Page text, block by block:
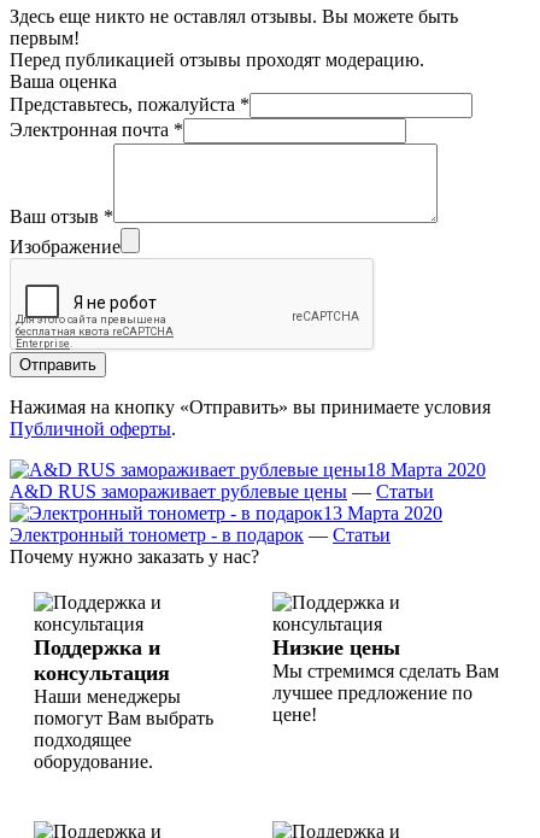
Здесь еще никто не оставлял отзывы. Вы можете быть
первым!
Перед публикацией отзывы проходят модерацию.
Ваша оценка
Представьтесь, пожалуйста *
Электронная почта *
Ваш отзыв *
Изображение
Отправить
Нажимая на кнопку «Отправить» вы принимаете условия
Публичной оферты.
18 Марта 2020
A&D RUS замораживает рублевые цены — Статьи
13 Марта 2020
Электронный тонометр - в подарок — Статьи
Почему нужно заказать у нас?
Поддержка и
консультация
Наши менеджеры
помогут Вам выбрать
подходящее
оборудование.
Низкие цены
Мы стремимся сделать Вам
лучшее предложение по
цене!